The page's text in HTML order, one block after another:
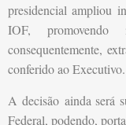
presidencial ampliou
IOF,
consequentemente,
conferido ao Executivo.
A decisão ainda será
Federal, podendo,